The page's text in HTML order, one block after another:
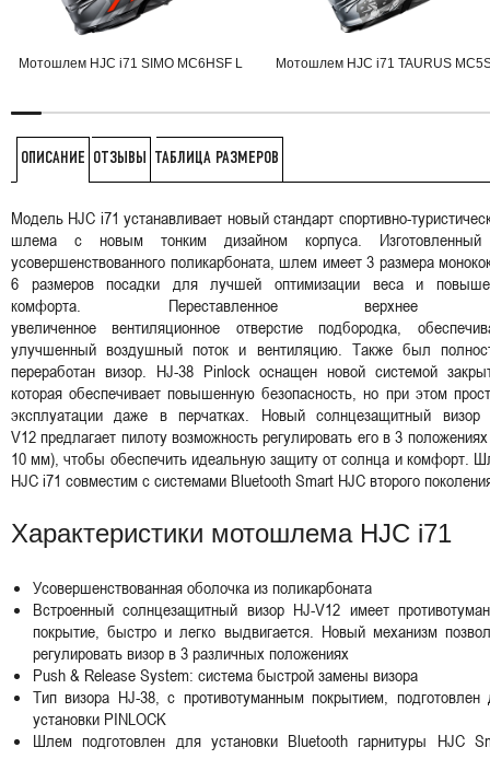
Мотошлем HJC i71 SIMO MC6HSF L Мотошлем HJC i71 TAURUS
ОПИСАНИЕ ОТЗЫВЫ ТАБЛИЦА РАЗМЕРОВ
Модель HJC i71 устанавливает новый стандарт спортивно-
шлема с новым тонким дизайном корпуса.
усовершенствованного поликарбоната, шлем имеет 3 размера
6 размеров посадки для лучшей оптимизации веса и
комфорта. Переставленное
увеличенное вентиляционное отверстие подбородка,
улучшенный воздушный поток и вентиляцию. Также был
переработан визор. HJ-38 Pinlock оснащен новой системой
которая обеспечивает повышенную безопасность, но при этом
эксплуатации даже в перчатках. Новый солнцезащитный визор
V12 предлагает пилоту возможность регулировать его в 3
10 мм), чтобы обеспечить идеальную защиту от солнца и комфорт.
HJC i71 совместим с системами Bluetooth Smart HJC второго
Характеристики мотошлема HJC i71
Усовершенствованная оболочка из поликарбоната
Встроенный солнцезащитный визор HJ-V12 имеет
покрытие, быстро и легко выдвигается. Новый механизм
регулировать визор в 3 различных положениях
Push & Release System: система быстрой замены визора
Тип визора HJ-38, с противотуманным покрытием, подготовлен
установки PINLOCK
Шлем подготовлен для установки Bluetooth гарнитуры HJC